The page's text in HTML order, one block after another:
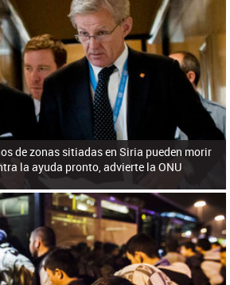
de zonas sitiadas en Siria pueden morir
la ayuda pronto, advierte la ONU